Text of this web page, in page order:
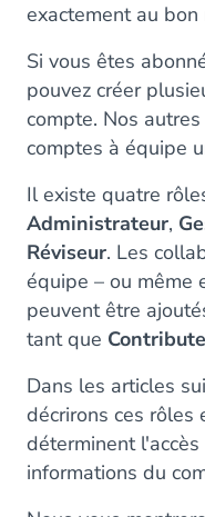
exactement au bon
Si vous êtes
pouvez créer
compte. Nos
comptes à équipe
Il existe quatre
Administrateur,
Réviseur. Les
équipe – ou même
peuvent être
tant que
Dans les articles
décrirons ces rôles
déterminent
informations du